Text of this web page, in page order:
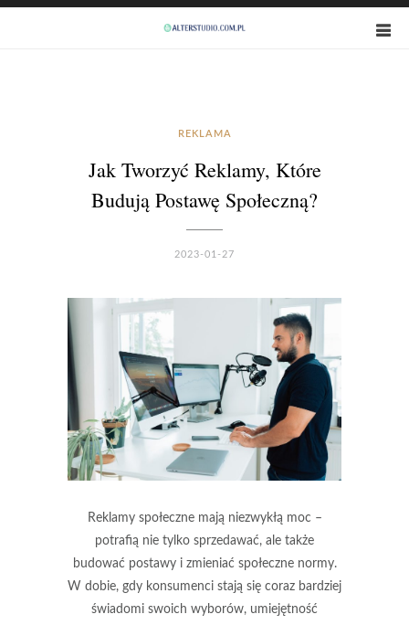
REKLAMA
Jak Tworzyć Reklamy, Które
Budują Postawę Społeczną?
2023-01-27
Reklamy społeczne mają niezwykłą moc –
potrafią nie tylko sprzedawać, ale także
budować postawy i zmieniać społeczne normy.
W dobie, gdy konsumenci stają się coraz bardziej
świadomi swoich wyborów, umiejętność